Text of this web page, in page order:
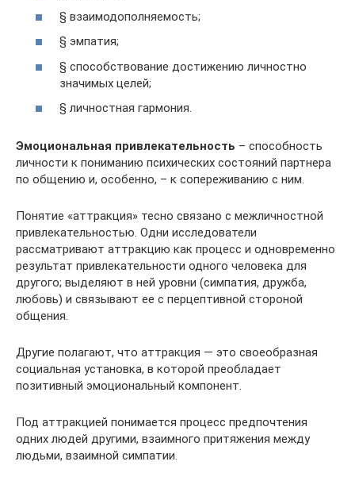
§ взаимодополняемость;
§ эмпатия;
§ способствование достижению личностно
значимых целей;
§ личностная гармония.
Эмоциональная привлекательность – способность
личности к пониманию психических состояний партнера
по общению и, особенно, – к сопереживанию с ним.
Понятие «аттракция» тесно связано с межличностной
привлекательностью. Одни исследователи
рассматривают аттракцию как процесс и одновременно
результат привлекательности одного человека для
другого; выделяют в ней уровни (симпатия, дружба,
любовь) и связывают ее с перцептивной стороной
общения.
Другие полагают, что аттракция — это своеобразная
социальная установка, в которой преобладает
позитивный эмоциональный компонент.
Под аттракцией понимается процесс предпочтения
одних людей другими, взаимного притяжения между
людьми, взаимной симпатии.